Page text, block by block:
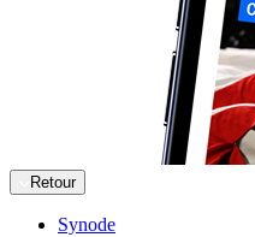
Retour
Synode